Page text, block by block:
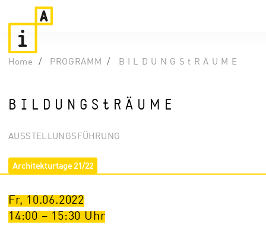
Home PROGRAMM B I L D U N G S t R Ä U M E
B I L D U N G S t R Ä U M E
AUSSTELLUNGSFÜHRUNG
Architekturtage 21/22
Fr, 10.06.2022
14:00 – 15:30 Uhr